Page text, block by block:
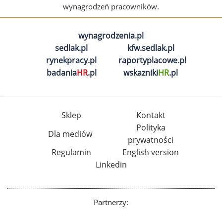
wynagrodzeń pracowników.
wynagrodzenia.pl
sedlak.pl
kfw.sedlak.pl
rynekpracy.pl
raportyplacowe.pl
badaniaHR.pl wskaznikiHR.pl
Sklep
Kontakt
Dla mediów
Polityka
prywatności
Regulamin
English version
Linkedin
Partnerzy: